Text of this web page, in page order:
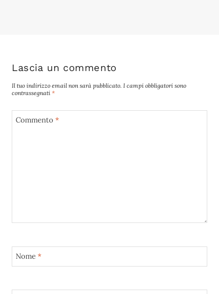
Lascia un commento
Il tuo indirizzo email non sarà pubblicato. I campi obbligatori sono
contrassegnati *
Commento *
Nome *